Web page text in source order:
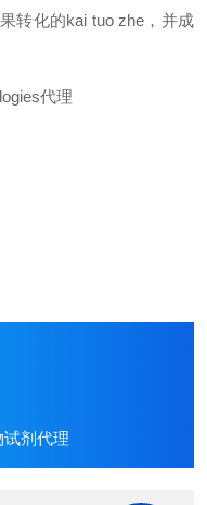
转化的kai tuo zhe ，并成
试剂代理